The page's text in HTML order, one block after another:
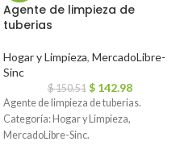
Agente de limpieza de
tuberias
Hogar y Limpieza, MercadoLibre-
Sinc
$150.51 $ 142.98
Agente de limpieza de tuberias.
Categoría: Hogar y Limpieza,
MercadoLibre-Sinc.